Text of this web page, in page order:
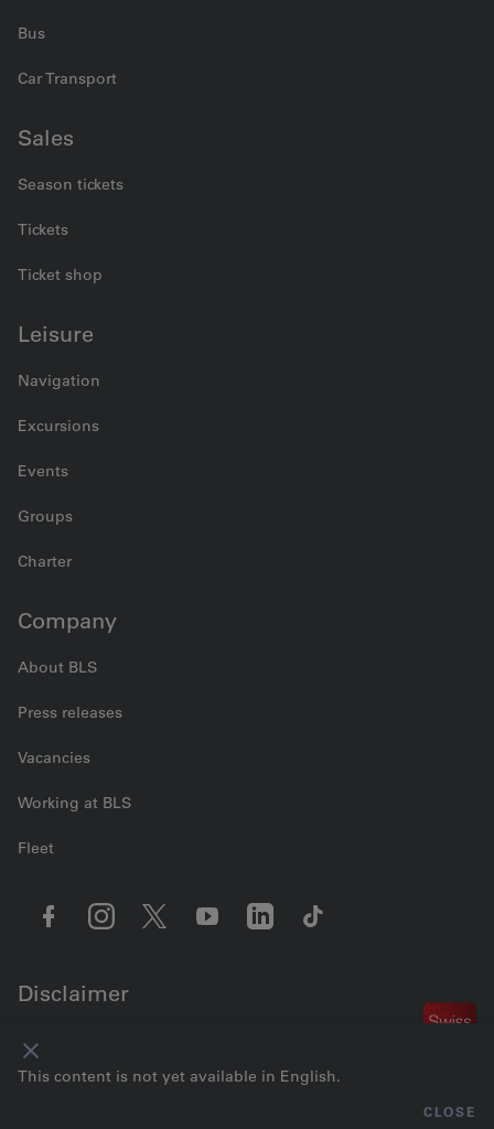
Bus
Car Transport
Sales
Season tickets
Tickets
Ticket shop
Leisure
Navigation
Excursions
Events
Groups
Charter
Company
About BLS
Press releases
Vacancies
Working at BLS
Fleet
Disclaimer
Legal information
Imprint
© 2026 BLS AG
This content is not yet available in English.
CLOSE